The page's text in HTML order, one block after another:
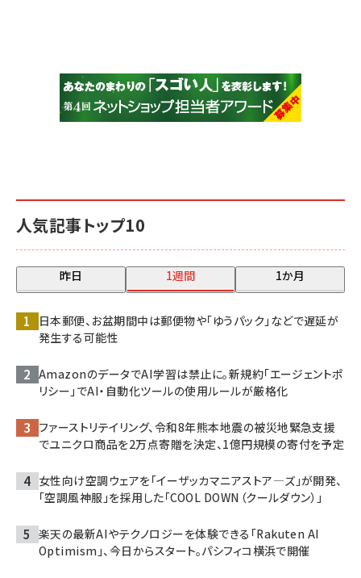
人気記事トップ10
昨日 1週間 1か月
日本郵便、お盆期間中は郵便物や「ゆうパック」などで遅延が
発生する可能性
AmazonのデータでAI学習は禁止に。新規約「エージェントポ
リシー」でAI・自動化ツールの使用ルールが厳格化
ファーストリテイリング、令和8年熊本地震の被災地緊急支援
でユニクロ商品を2万点寄贈を決定、1億円規模の寄付を予定
女性向け空調ウェアを「イーザッカマニアストア―ズ」が開発、
「空調風神服」を採用した「COOL DOWN（クールダウン）」
楽天の最新AIやテクノロジーを体験できる「Rakuten AI
Optimism」、今日からスタート。パシフィコ横浜で開催